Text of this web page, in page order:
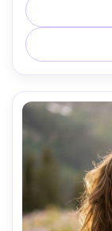
ィックなコン